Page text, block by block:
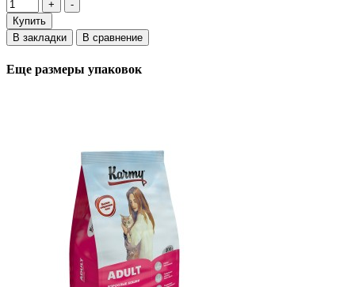
Купить
В закладки
В сравнение
Еще размеры упаковок